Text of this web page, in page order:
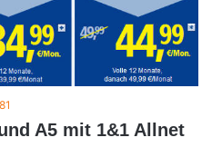
A5 mit 1&1 Allnet